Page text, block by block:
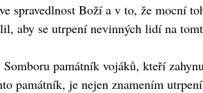
spravedlnost Boží a v to, že mocní
aby se utrpení nevinných lidí na
památník vojáků, kteří
památník, je nejen znamením